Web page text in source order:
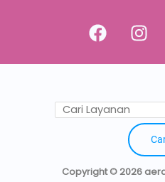
Copyright © 2026